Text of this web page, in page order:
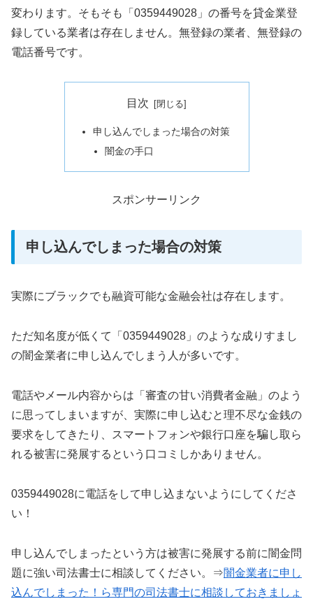
変わります。そもそも「0359449028」の番号を貸金業登
録している業者は存在しません。無登録の業者、無登録の
電話番号です。
目次
申し込んでしまった場合の対策
闇金の手口
スポンサーリンク
申し込んでしまった場合の対策
実際にブラックでも融資可能な金融会社は存在します。
ただ知名度が低くて「0359449028」のような成りすまし
の闇金業者に申し込んでしまう人が多いです。
電話やメール内容からは「審査の甘い消費者金融」のよう
に思ってしまいますが、実際に申し込むと理不尽な金銭の
要求をしてきたり、スマートフォンや銀行口座を騙し取ら
れる被害に発展するという口コミしかありません。
0359449028に電話をして申し込まないようにしてくださ
い！
申し込んでしまったという方は被害に発展する前に闇金問
題に強い司法書士に相談してください。⇒闇金業者に申し
込んでしまった！ら専門の司法書士に相談しておきましょ